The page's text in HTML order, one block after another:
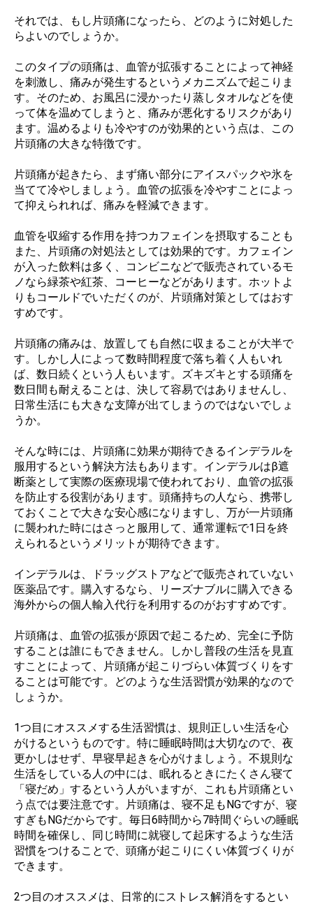
それでは、もし片頭痛になったら、どのように対処した
らよいのでしょうか。
このタイプの頭痛は、血管が拡張することによって神経
を刺激し、痛みが発生するというメカニズムで起こりま
す。そのため、お風呂に浸かったり蒸しタオルなどを使
って体を温めてしまうと、痛みが悪化するリスクがあり
ます。温めるよりも冷やすのが効果的という点は、この
片頭痛の大きな特徴です。
片頭痛が起きたら、まず痛い部分にアイスパックや氷を
当てて冷やしましょう。血管の拡張を冷やすことによっ
て抑えられれば、痛みを軽減できます。
血管を収縮する作用を持つカフェインを摂取することも
また、片頭痛の対処法としては効果的です。カフェイン
が入った飲料は多く、コンビニなどで販売されているモ
ノなら緑茶や紅茶、コーヒーなどがあります。ホットよ
りもコールドでいただくのが、片頭痛対策としてはおす
すめです。
片頭痛の痛みは、放置しても自然に収まることが大半で
す。しかし人によって数時間程度で落ち着く人もいれ
ば、数日続くという人もいます。ズキズキとする頭痛を
数日間も耐えることは、決して容易ではありませんし、
日常生活にも大きな支障が出てしまうのではないでしょ
うか。
そんな時には、片頭痛に効果が期待できるインデラルを
服用するという解決方法もあります。インデラルはβ遮
断薬として実際の医療現場で使われており、血管の拡張
を防止する役割があります。頭痛持ちの人なら、携帯し
ておくことで大きな安心感になりますし、万が一片頭痛
に襲われた時にはさっと服用して、通常運転で1日を終
えられるというメリットが期待できます。
インデラルは、ドラッグストアなどで販売されていない
医薬品です。購入するなら、リーズナブルに購入できる
海外からの個人輸入代行を利用するのがおすすめです。
片頭痛は、血管の拡張が原因で起こるため、完全に予防
することは誰にもできません。しかし普段の生活を見直
すことによって、片頭痛が起こりづらい体質づくりをす
ることは可能です。どのような生活習慣が効果的なので
しょうか。
1つ目にオススメする生活習慣は、規則正しい生活を心
がけるというものです。特に睡眠時間は大切なので、夜
更かしはせず、早寝早起きを心がけましょう。不規則な
生活をしている人の中には、眠れるときにたくさん寝て
「寝だめ」するという人がいますが、これも片頭痛とい
う点では要注意です。片頭痛は、寝不足もNGですが、寝
すぎもNGだからです。毎日6時間から7時間ぐらいの睡眠
時間を確保し、同じ時間に就寝して起床するような生活
習慣をつけることで、頭痛が起こりにくい体質づくりが
できます。
2つ目のオススメは、日常的にストレス解消をするとい